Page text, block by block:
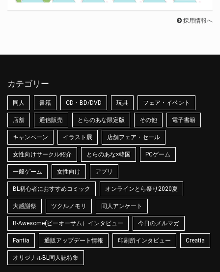
採用情報へ
カテゴリー
同人 書籍 CD・BD/DVD 玩具 フェア・イベント
店舗 通信販売 とらのあな限定版 その他 電子書籍
キャンペーン イラスト展 店舗フェア・セール
女性向けサークル紹介 とらのあな×韓国 PCゲーム
一般ゲーム 女性向け アプリ
BL初心者におすすめコミック オンラインとら祭り2020夏
大感謝祭 ツクルノモリ 同人アンケート
B-Awesome(ビーオーサム）インタビュー 今日のメルマガ
Fantia 通販アップデート情報 印刷所インタビュー Creatia
オリジナルBL同人誌特集